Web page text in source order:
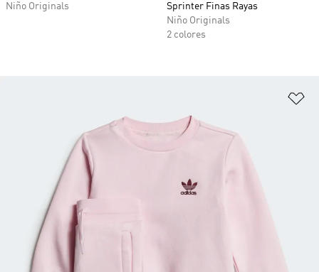
Niño Originals
Sprinter Finas Rayas
Niño Originals
2 colores